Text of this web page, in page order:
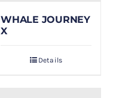
WHALE JOURNEY
X
Details